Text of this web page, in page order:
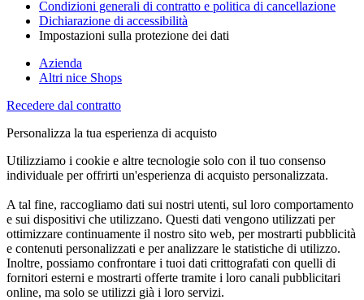
Condizioni generali di contratto e politica di cancellazione
Dichiarazione di accessibilità
Impostazioni sulla protezione dei dati
Azienda
Altri nice Shops
Recedere dal contratto
Personalizza la tua esperienza di acquisto
Utilizziamo i cookie e altre tecnologie solo con il tuo consenso
individuale per offrirti un'esperienza di acquisto personalizzata.
A tal fine, raccogliamo dati sui nostri utenti, sul loro comportamento
e sui dispositivi che utilizzano. Questi dati vengono utilizzati per
ottimizzare continuamente il nostro sito web, per mostrarti pubblicità
e contenuti personalizzati e per analizzare le statistiche di utilizzo.
Inoltre, possiamo confrontare i tuoi dati crittografati con quelli di
fornitori esterni e mostrarti offerte tramite i loro canali pubblicitari
online, ma solo se utilizzi già i loro servizi.